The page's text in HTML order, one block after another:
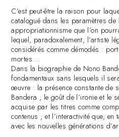
C’est peut-être la raison pour
catalogué dans les paramètres de
appropriationnisme que l’on
lequel, paradoxalement, l’artiste
considérés comme démodés :
mortes….
Dans la biographie de Nono
fondamentaux sans lesquels il
œuvre : la présence constante de
Bandera ; le goût de l’ironie et le
acquise par les titres comme
contenus ; et l’interactivité que,
avec les nouvelles générations